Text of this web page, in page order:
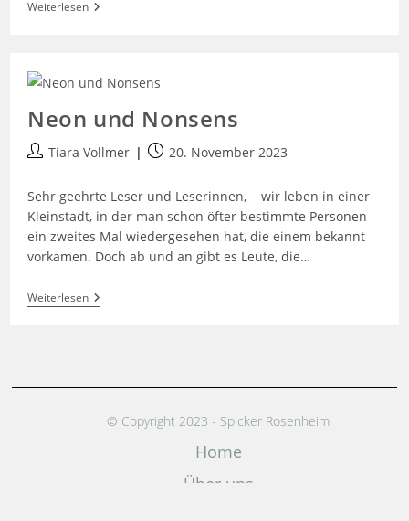
Weiterlesen
Neon und Nonsens
Tiara Vollmer 20. November 2023
Sehr geehrte Leser und Leserinnen, wir leben in einer
Kleinstadt, in der man schon öfter bestimmte Personen
ein zweites Mal wiedergesehen hat, die einem bekannt
vorkamen. Doch ab und an gibt es Leute, die…
Weiterlesen
© Copyright 2023 - Spicker Rosenheim
Home
Über uns